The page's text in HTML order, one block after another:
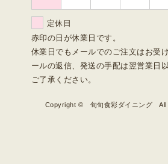
定休日
赤印の日が休業日です。
休業日でもメールでのご注文はお受
ールの返信、発送の手配は翌営業日
ご了承ください。
Copyright © 旬旬食彩ダイニング All